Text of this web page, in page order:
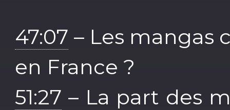
47:07 – Les mangas
en France ?
51:27 – La part des